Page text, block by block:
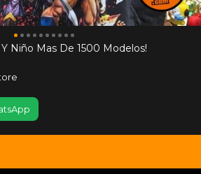
Niño Mas De 1500 Modelos!